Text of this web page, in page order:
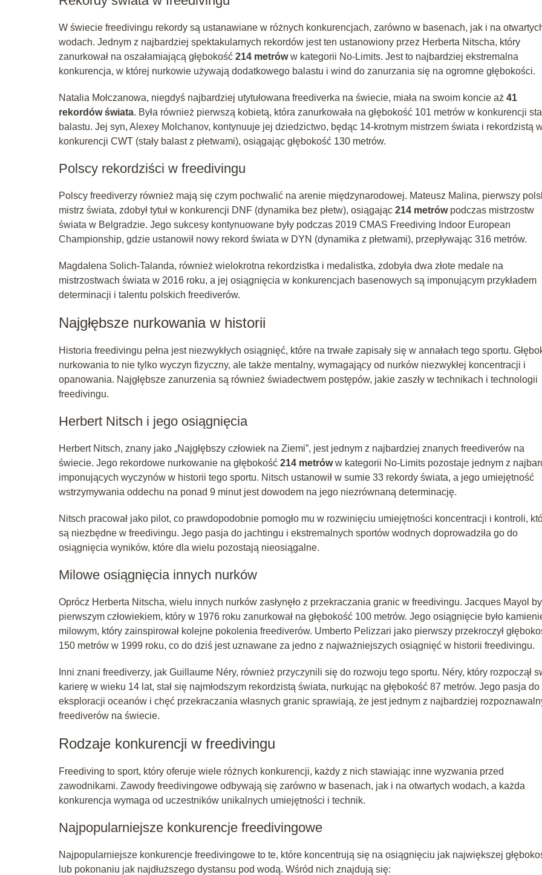
W świecie freedivingu rekordy są ustanawiane w różnych konkurencjach, zarówno w basenach, jak i na
wodach. Jednym z najbardziej spektakularnych rekordów jest ten ustanowiony przez Herberta Nitscha, który
zanurkował na oszałamiającą głębokość 214 metróww kategorii No-Limits. Jest to najbardziej ekstremalna
konkurencja, w której nurkowie używają dodatkowego balastu i wind do zanurzania się na ogromne głębokości.
Natalia Mołczanowa, niegdyś najbardziej utytułowana freediverka na świecie, miała na swoim koncie aż 41
rekordów świata. Była również pierwszą kobietą, która zanurkowała na głębokość 101 metrów w konkurencji
balastu. Jej syn, Alexey Molchanov, kontynuuje jej dziedzictwo, będąc 14-krotnym mistrzem świata i rekordzistą
konkurencji CWT (stały balast z płetwami), osiągając głębokość 130 metrów.
Polscy rekordziści w freedivingu
Polscy freediverzy również mają się czym pochwalić na arenie międzynarodowej. Mateusz Malina, pierwszy
mistrz świata, zdobył tytuł w konkurencji DNF (dynamika bez płetw), osiągając 214 metrówpodczas mistrzostw
świata w Belgradzie. Jego sukcesy kontynuowane były podczas 2019 CMAS Freediving Indoor European
Championship, gdzie ustanowił nowy rekord świata w DYN (dynamika z płetwami), przepływając 316 metrów.
Magdalena Solich-Talanda, również wielokrotna rekordzistka i medalistka, zdobyła dwa złote medale na
mistrzostwach świata w 2016 roku, a jej osiągnięcia w konkurencjach basenowych są imponującym przykładem
determinacji i talentu polskich freediverów.
Najgłębsze nurkowania w historii
Historia freedivingu pełna jest niezwykłych osiągnięć, które na trwałe zapisały się w annałach tego sportu.
nurkowania to nie tylko wyczyn fizyczny, ale także mentalny, wymagający od nurków niezwykłej koncentracji i
opanowania. Najgłębsze zanurzenia są również świadectwem postępów, jakie zaszły w technikach i technologii
freedivingu.
Herbert Nitsch i jego osiągnięcia
Herbert Nitsch, znany jako „Najgłębszy człowiek na Ziemi”, jest jednym z najbardziej znanych freediverów na
świecie. Jego rekordowe nurkowanie na głębokość 214 metróww kategorii No-Limits pozostaje jednym z
imponujących wyczynów w historii tego sportu. Nitsch ustanowił w sumie 33 rekordy świata, a jego umiejętność
wstrzymywania oddechu na ponad 9 minut jest dowodem na jego niezrównaną determinację.
Nitsch pracował jako pilot, co prawdopodobnie pomogło mu w rozwinięciu umiejętności koncentracji i kontroli,
są niezbędne w freedivingu. Jego pasja do jachtingu i ekstremalnych sportów wodnych doprowadziła go do
osiągnięcia wyników, które dla wielu pozostają nieosiągalne.
Milowe osiągnięcia innych nurków
Oprócz Herberta Nitscha, wielu innych nurków zasłynęło z przekraczania granic w freedivingu. Jacques Mayol
pierwszym człowiekiem, który w 1976 roku zanurkował na głębokość 100 metrów. Jego osiągnięcie było
milowym, który zainspirował kolejne pokolenia freediverów. Umberto Pelizzari jako pierwszy przekroczył
150 metrów w 1999 roku, co do dziś jest uznawane za jedno z najważniejszych osiągnięć w historii freedivingu.
Inni znani freediverzy, jak Guillaume Néry, również przyczynili się do rozwoju tego sportu. Néry, który rozpoczął
karierę w wieku 14 lat, stał się najmłodszym rekordzistą świata, nurkując na głębokość 87 metrów. Jego pasja do
eksploracji oceanów i chęć przekraczania własnych granic sprawiają, że jest jednym z najbardziej
freediverów na świecie.
Rodzaje konkurencji w freedivingu
Freediving to sport, który oferuje wiele różnych konkurencji, każdy z nich stawiając inne wyzwania przed
zawodnikami. Zawody freedivingowe odbywają się zarówno w basenach, jak i na otwartych wodach, a każda
konkurencja wymaga od uczestników unikalnych umiejętności i technik.
Najpopularniejsze konkurencje freedivingowe
Najpopularniejsze konkurencje freedivingowe to te, które koncentrują się na osiągnięciu jak największej
lub pokonaniu jak najdłuższego dystansu pod wodą. Wśród nich znajdują się: